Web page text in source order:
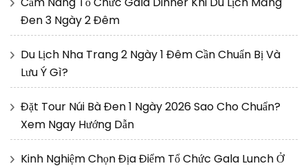
Đen 3 Ngày 2 Đêm
Du Lịch Nha Trang 2 Ngày 1 Đêm Cần Chuẩn Bị Và
Lưu Ý Gì?
Đặt Tour Núi Bà Đen 1 Ngày 2026 Sao Cho Chuẩn?
Xem Ngay Hướng Dẫn
Kinh Nghiệm Chọn Địa Điểm Tổ Chức Gala Lunch Ở